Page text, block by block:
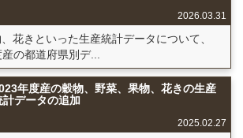
2026.03.31
花きといった生産統計データについて、
の都道府県別デ...
年度産の穀物、野菜、果物、花きの生産
計データの追加
2025.02.27